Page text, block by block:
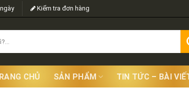
Kiểm tra đơn hàng
CHỦ SẢN PHẨM TIN TỨC – BÀI